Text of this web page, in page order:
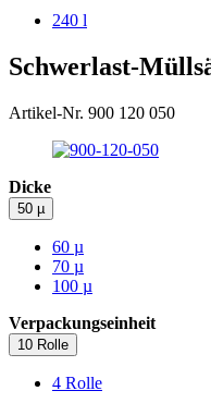
240 l
Schwerlast-
Artikel-Nr. 900 120 050
Dicke
50 µ
60 µ
70 µ
100 µ
Verpackungseinheit
10 Rolle
4 Rolle